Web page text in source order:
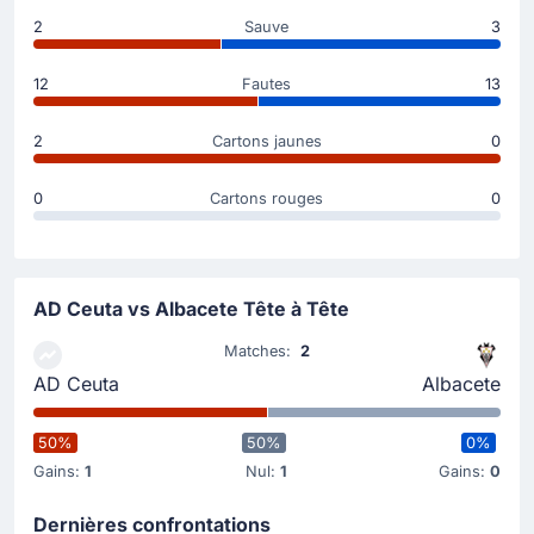
Le début du match
2 Sauve 3
12 Fautes 13
2 Cartons jaunes 0
0 Cartons rouges 0
AD Ceuta vs Albacete Tête à Tête
AD Ceuta
Matches: 2
Albacete
50%
Gains: 1
50%
Nul:1
0%
Gains: 0
Dernières confrontations